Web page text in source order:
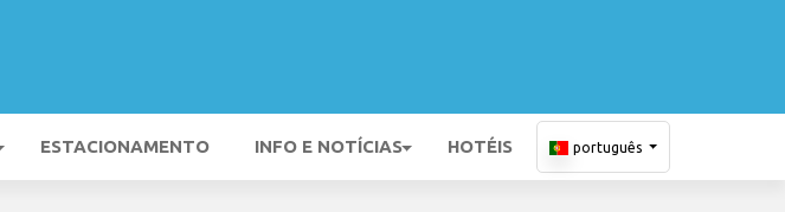
ESTACIONAMENTO INFO E NOTÍCIAS HOTÉIS português